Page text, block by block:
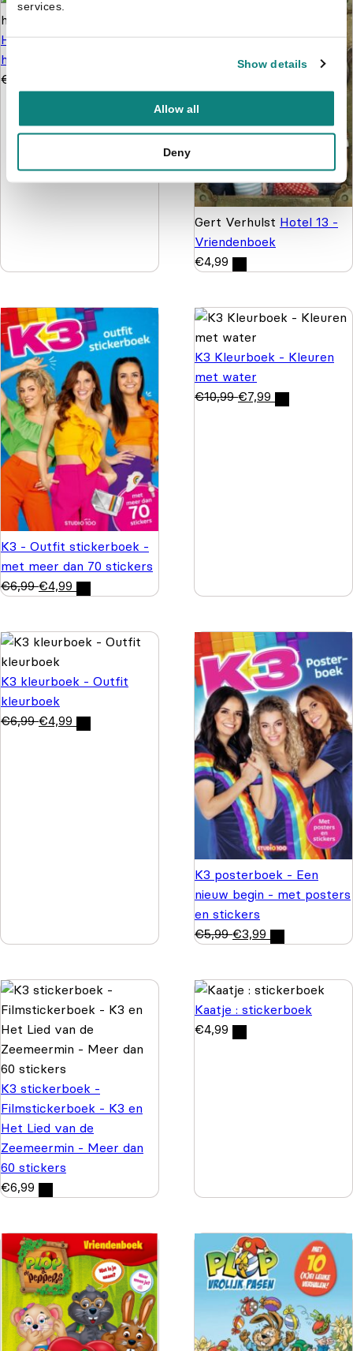
services.
Show details
Allow all
Deny
Hotel 13 - Rock-'n'-roll
highschool
€
Gert Verhulst Hotel 13 -
Vriendenboek
€4,99
K3 - Outfit stickerboek -
met meer dan 70 stickers
€6,99 €4,99
K3 Kleurboek - Kleuren
met water
€10,99 €7,99
K3 kleurboek - Outfit
kleurboek
€6,99 €4,99
K3 posterboek - Een
nieuw begin - met posters
en stickers
€5,99 €3,99
K3 stickerboek -
Filmstickerboek - K3 en
Het Lied van de
Zeemeermin - Meer dan
60 stickers
€6,99
Kaatje : stickerboek
€4,99